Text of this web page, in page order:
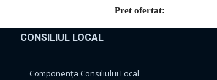
Pret ofertat:
CONSILIUL LOCAL
Componența Consiliului Local